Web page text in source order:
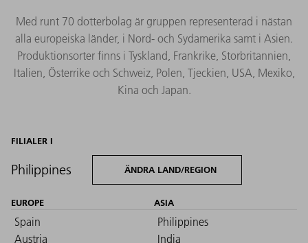
Med runt 70 dotterbolag är gruppen representerad i nästan
alla europeiska länder, i Nord- och Sydamerika samt i Asien.
Produktionsorter finns i Tyskland, Frankrike, Storbritannien,
Italien, Österrike och Schweiz, Polen, Tjeckien, USA, Mexiko,
Kina och Japan.
FILIALER I
Philippines ÄNDRA LAND/REGION
EUROPE
Spain
Austria
ASIA
Philippines
India